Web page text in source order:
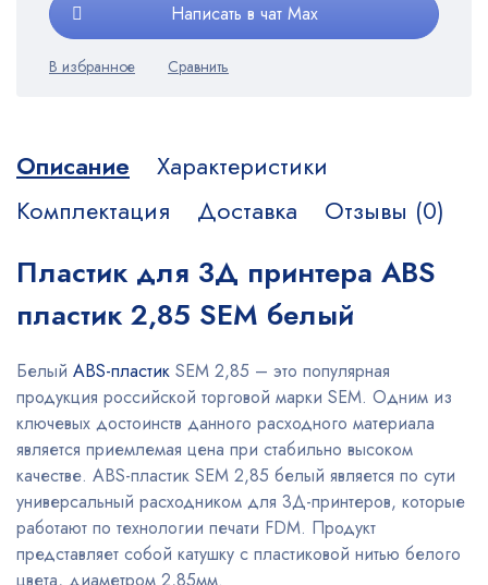
Написать в чат Max
Описание
Характеристики
Комплектация
Доставка Отзывы (0)
Пластик для 3Д принтера ABS
пластик 2,85 SEM белый
Белый ABS-пластик SEM 2,85 – это популярная
продукция российской торговой марки SEM. Одним из
ключевых достоинств данного расходного материала
является приемлемая цена при стабильно высоком
качестве. ABS-пластик SEM 2,85 белый является по сути
универсальный расходником для 3Д-принтеров, которые
работают по технологии печати FDM. Продукт
представляет собой катушку с пластиковой нитью белого
цвета, диаметром 2,85мм.